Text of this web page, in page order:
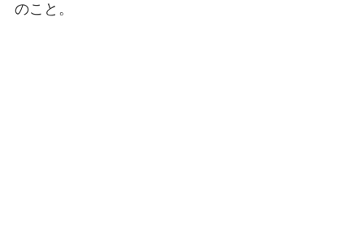
のこと。